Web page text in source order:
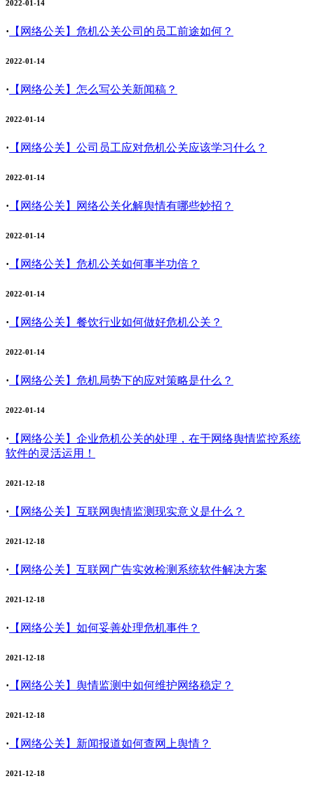
2022-01-14
· 【网络公关】 危机公关公司的员工前途如何？
2022-01-14
· 【网络公关】 怎么写公关新闻稿？
2022-01-14
· 【网络公关】 公司员工应对危机公关应该学习什么？
2022-01-14
· 【网络公关】 网络公关化解舆情有哪些妙招？
2022-01-14
· 【网络公关】 危机公关如何事半功倍？
2022-01-14
· 【网络公关】 餐饮行业如何做好危机公关？
2022-01-14
· 【网络公关】 危机局势下的应对策略是什么？
2022-01-14
· 【网络公关】 企业危机公关的处理，在于网络舆情监控系统
软件的灵活运用！
2021-12-18
· 【网络公关】 互联网舆情监测现实意义是什么？
2021-12-18
· 【网络公关】 互联网广告实效检测系统软件解决方案
2021-12-18
· 【网络公关】 如何妥善处理危机事件？
2021-12-18
· 【网络公关】 舆情监测中如何维护网络稳定？
2021-12-18
· 【网络公关】 新闻报道如何查网上舆情？
2021-12-18